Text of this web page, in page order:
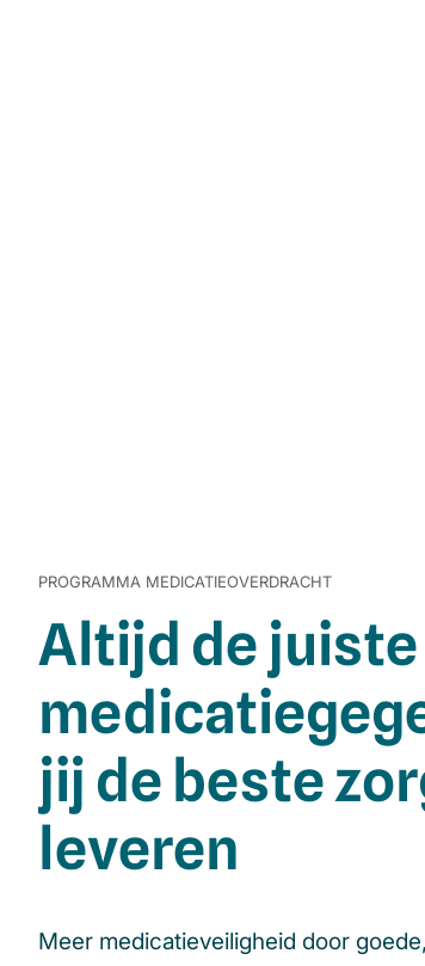
PROGRAMMA MEDICATIEOVERDRACHT
Altijd de juiste
jij de beste
leveren
Meer medicatieveiligheid door